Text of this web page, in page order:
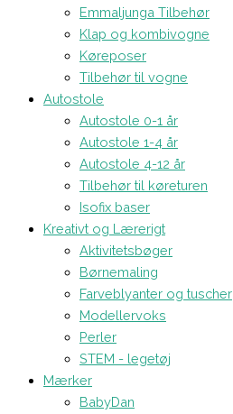
Emmaljunga Tilbehør
Klap og kombivogne
Køreposer
Tilbehør til vogne
Autostole
Autostole 0-1 år
Autostole 1-4 år
Autostole 4-12 år
Tilbehør til køreturen
Isofix baser
Kreativt og Lærerigt
Aktivitetsbøger
Børnemaling
Farveblyanter og tuscher
Modellervoks
Perler
STEM - legetøj
Mærker
BabyDan